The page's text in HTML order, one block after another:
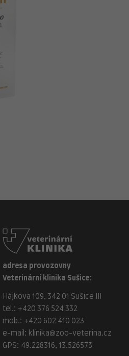
adresa provozovny
Veterinární klinika Sušice:
Hájkova 109, 342 01 Sušice III
tel.: +420 376 524 332
mob.: +420 602 410 023
e-mail: klinika@zoo-veterina.cz
GPS: 49.228316, 13.526573